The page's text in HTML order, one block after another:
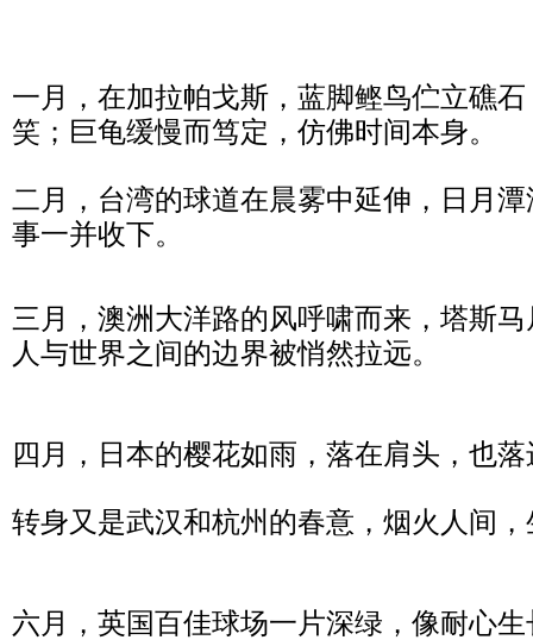
一月，在加拉帕戈斯，蓝脚鲣鸟伫立礁
笑；巨龟缓慢而笃定，仿佛时间本身。
二月，台湾的球道在晨雾中延伸，日月
事一并收下。
三月，澳洲大洋路的风呼啸而来，塔斯
人与世界之间的边界被悄然拉远。
四月，日本的樱花如雨，落在肩头，也
转身又是武汉和杭州的春意，烟火人间
六月，英国百佳球场一片深绿，像耐心